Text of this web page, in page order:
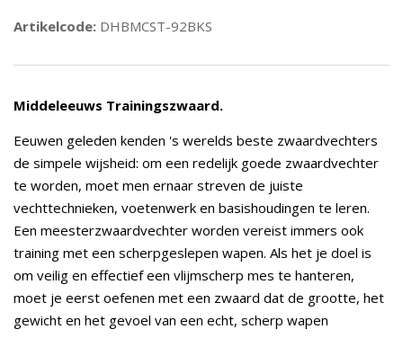
Artikelcode: DHBMCST-92BKS
Middeleeuws Trainingszwaard.
Eeuwen geleden kenden 's werelds beste zwaardvechters
de simpele wijsheid: om een redelijk goede zwaardvechter
te worden, moet men ernaar streven de juiste
vechttechnieken, voetenwerk en basishoudingen te leren.
Een meesterzwaardvechter worden vereist immers ook
training met een scherpgeslepen wapen. Als het je doel is
om veilig en effectief een vlijmscherp mes te hanteren,
moet je eerst oefenen met een zwaard dat de grootte, het
gewicht en het gevoel van een echt, scherp wapen